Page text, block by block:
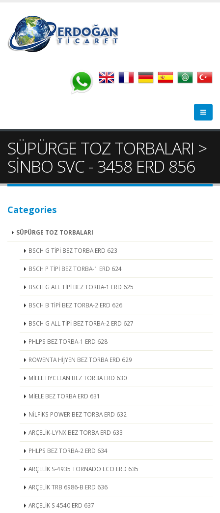
SÜPÜRGE TOZ TORBALARI >
SİNBO SVC - 3458 ERD 856
Categories
SÜPÜRGE TOZ TORBALARI
BSCH G TİPİ BEZ TORBA ERD 623
BSCH P TİPİ BEZ TORBA-1 ERD 624
BSCH G ALL TİPİ BEZ TORBA-1 ERD 625
BSCH B TİPİ BEZ TORBA-2 ERD 626
BSCH G ALL TİPİ BEZ TORBA-2 ERD 627
PHLPS BEZ TORBA-1 ERD 628
ROWENTA HİJYEN BEZ TORBA ERD 629
MİELE HYCLEAN BEZ TORBA ERD 630
MİELE BEZ TORBA ERD 631
NİLFİKS POWER BEZ TORBA ERD 632
ARÇELİK-LYNX BEZ TORBA ERD 633
PHLPS BEZ TORBA-2 ERD 634
ARÇELİK S-4935 TORNADO ECO ERD 635
ARÇELİK TRB 6986-B ERD 636
ARÇELİK S 4540 ERD 637